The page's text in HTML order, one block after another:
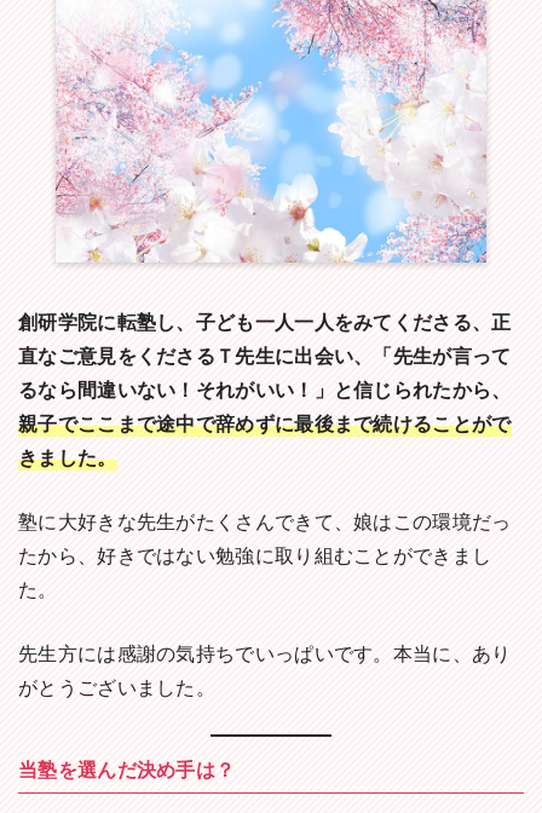
創研学院に転塾し、子ども一人一人をみてくださる、正
直なご意見をくださるＴ先生に出会い、「先生が言って
るなら間違いない！それがいい！」と信じられたから、
親子でここまで途中で辞めずに最後まで続けることがで
きました。
塾に大好きな先生がたくさんできて、娘はこの環境だっ
たから、好きではない勉強に取り組むことができまし
た。
先生方には感謝の気持ちでいっぱいです。本当に、あり
がとうございました。
当塾を選んだ決め手は？